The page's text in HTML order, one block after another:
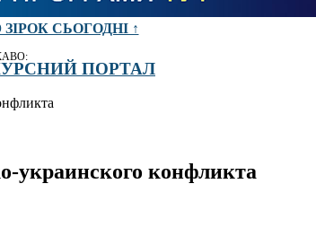
СЬОГОДНІ ↑
ПОРТАЛ
украинского конфликта